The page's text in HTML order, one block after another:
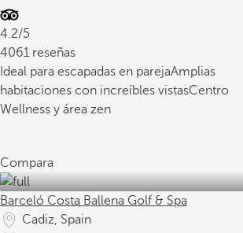
4.2/5
4061 reseñas
Ideal para escapadas en parejaAmplias
habitaciones con increíbles vistasCentro
Wellness y área zen
Compara
Barceló Costa Ballena Golf & Spa
Cadiz, Spain